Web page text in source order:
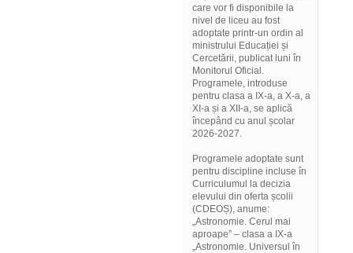
care vor fi disponibile la
nivel de liceu au fost
adoptate printr-un ordin al
ministrului Educației și
Cercetării, publicat luni în
Monitorul Oficial.
Programele, introduse
pentru clasa a IX-a, a X-a, a
XI-a și a XII-a, se aplică
începând cu anul școlar
2026-2027.
Programele adoptate sunt
pentru discipline incluse în
Curriculumul la decizia
elevului din oferta școlii
(CDEOȘ), anume:
„Astronomie. Cerul mai
aproape” – clasa a IX-a
„Astronomie. Universul în